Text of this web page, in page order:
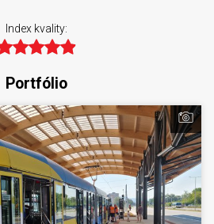
Index kvality:
Portfólio